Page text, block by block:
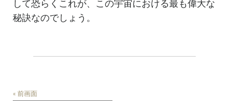
して恐らくこれが、この宇宙における最も偉大な
秘訣なのでしょう。
« 前画面